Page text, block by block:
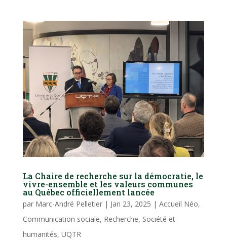
La Chaire de recherche sur la démocratie, le
vivre-ensemble et les valeurs communes
au Québec officiellement lancée
par Marc-André Pelletier| Jan 23, 2025 | Accueil Néo,
Communication sociale, Recherche, Société et
humanités, UQTR